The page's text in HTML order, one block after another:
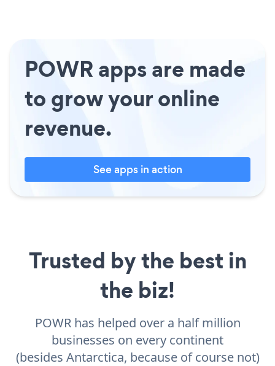
POWR apps are made
to grow your online
revenue.
See apps in action
Trusted by the best in
the biz!
POWR has helped over a half million
businesses on every continent
(besides Antarctica, because of course not)